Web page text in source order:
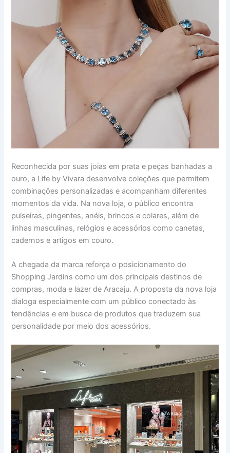
Reconhecida por suas joias em prata e peças banhadas a
ouro, a Life by Vivara desenvolve coleções que permitem
combinações personalizadas e acompanham diferentes
momentos da vida. Na nova loja, o público encontra
pulseiras, pingentes, anéis, brincos e colares, além de
linhas masculinas, relógios e acessórios como canetas,
cadernos e artigos em couro.
A chegada da marca reforça o posicionamento do
Shopping Jardins como um dos principais destinos de
compras, moda e lazer de Aracaju. A proposta da nova loja
dialoga especialmente com um público conectado às
tendências e em busca de produtos que traduzem sua
personalidade por meio dos acessórios.